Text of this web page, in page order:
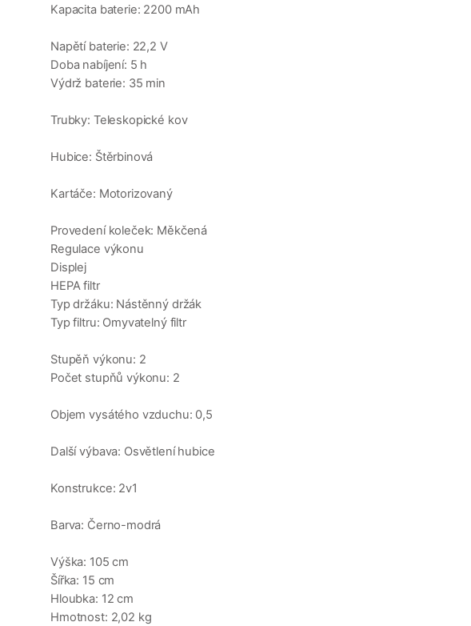
Kapacita baterie: 2200 mAh
Napětí baterie: 22,2 V
Doba nabíjení: 5 h
Výdrž baterie: 35 min
Trubky: Teleskopické kov
Hubice: Štěrbinová
Kartáče: Motorizovaný
Provedení koleček: Měkčená
Regulace výkonu
Displej
HEPA filtr
Typ držáku: Nástěnný držák
Typ filtru: Omyvatelný filtr
Stupěň výkonu: 2
Počet stupňů výkonu: 2
Objem vysátého vzduchu: 0,5
Další výbava: Osvětlení hubice
Konstrukce: 2v1
Barva: Černo-modrá
Výška: 105 cm
Šířka: 15 cm
Hloubka: 12 cm
Hmotnost: 2,02 kg